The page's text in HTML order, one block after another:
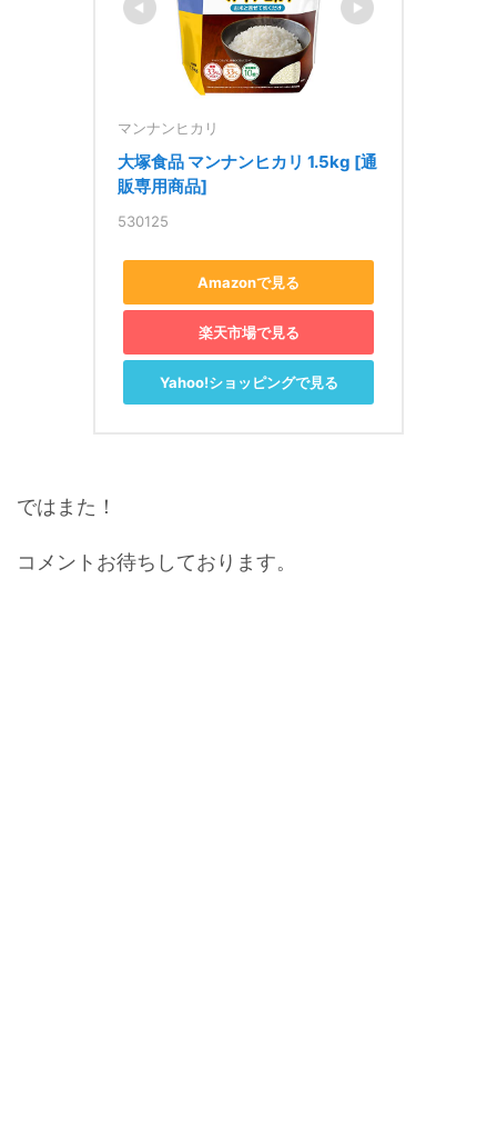
マンナンヒカリ
大塚食品 マンナンヒカリ 1.5kg [通
販専用商品]
530125
Amazonで見る
楽天市場で見る
Yahoo!ショッピングで見る
ではまた！
コメントお待ちしております。